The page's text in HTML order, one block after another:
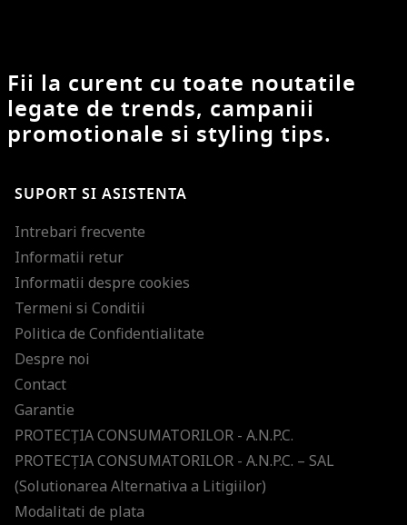
Fii la curent cu toate noutatile
legate de trends, campanii
promotionale si styling tips.
SUPORT SI ASISTENTA
Intrebari frecvente
Informatii retur
Informatii despre cookies
Termeni si Conditii
Politica de Confidentialitate
Despre noi
Contact
Garantie
PROTECŢIA CONSUMATORILOR - A.N.P.C.
PROTECŢIA CONSUMATORILOR - A.N.P.C. – SAL
(Solutionarea Alternativa a Litigiilor)
Modalitati de plata